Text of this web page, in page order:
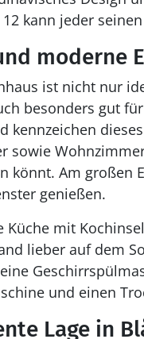
kann jeder
moderne
ist nicht nur
besonders gut
kennzeichen
sowie
könnt. Am großen
genießen.
Küche mit
lieber auf dem
und einen
Lage in